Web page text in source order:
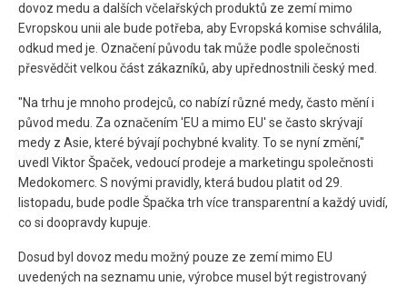
dovoz medu a dalších včelařských produktů ze zemí mimo
Evropskou unii ale bude potřeba, aby Evropská komise schválila,
odkud med je. Označení původu tak může podle společnosti
přesvědčit velkou část zákazníků, aby upřednostnili český med.
"Na trhu je mnoho prodejců, co nabízí různé medy, často mění i
původ medu. Za označením 'EU a mimo EU' se často skrývají
medy z Asie, které bývají pochybné kvality. To se nyní změní,"
uvedl Viktor Špaček, vedoucí prodeje a marketingu společnosti
Medokomerc. S novými pravidly, která budou platit od 29.
listopadu, bude podle Špačka trh více transparentní a každý uvidí,
co si doopravdy kupuje.
Dosud byl dovoz medu možný pouze ze zemí mimo EU
uvedených na seznamu unie, výrobce musel být registrovaný